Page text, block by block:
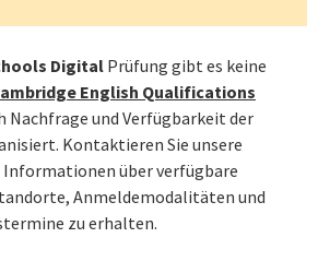
Digital Prüfung gibt es keine
English Qualifications
Nachfrage und Verfügbarkeit der
Kontaktieren Sie unsere
über verfügbare
Anmeldemodalitäten und
zu erhalten.